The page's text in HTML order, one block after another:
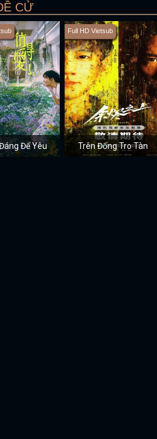
CỬ
Để Yêu
Full HD Vietsub
Trên Đống Tro Tàn